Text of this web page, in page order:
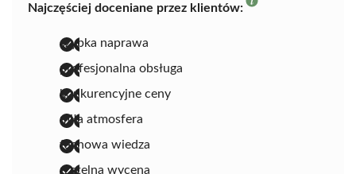
Najczęściej doceniane przez klientów:
szybka naprawa
profesjonalna obsługa
konkurencyjne ceny
miła atmosfera
fachowa wiedza
rzetelna wycena